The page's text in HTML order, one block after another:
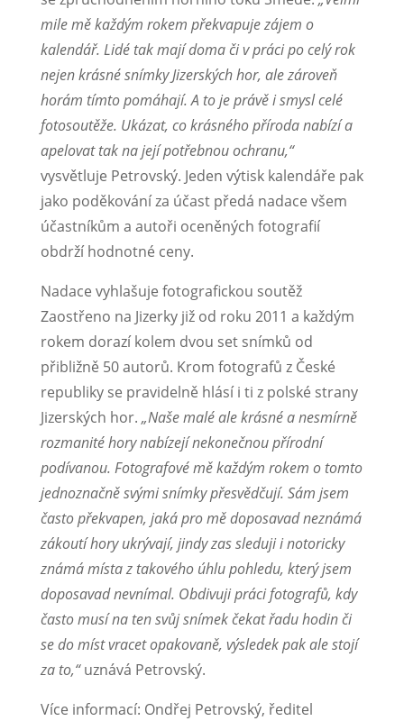
mile mě každým rokem překvapuje zájem o
kalendář. Lidé tak mají doma či v práci po celý rok
nejen krásné snímky Jizerských hor, ale zároveň
horám tímto pomáhají. A to je právě i smysl celé
fotosoutěže. Ukázat, co krásného příroda nabízí a
apelovat tak na její potřebnou ochranu,“
vysvětluje Petrovský. Jeden výtisk kalendáře pak
jako poděkování za účast předá nadace všem
účastníkům a autoři oceněných fotografií
obdrží hodnotné ceny.
Nadace vyhlašuje fotografickou soutěž
Zaostřeno na Jizerky již od roku 2011 a každým
rokem dorazí kolem dvou set snímků od
přibližně 50 autorů. Krom fotografů z České
republiky se pravidelně hlásí i ti z polské strany
Jizerských hor. „Naše malé ale krásné a nesmírně
rozmanité hory nabízejí nekonečnou přírodní
podívanou. Fotografové mě každým rokem o tomto
jednoznačně svými snímky přesvědčují. Sám jsem
často překvapen, jaká pro mě doposavad neznámá
zákoutí hory ukrývají, jindy zas sleduji i notoricky
známá místa z takového úhlu pohledu, který jsem
doposavad nevnímal. Obdivuji práci fotografů, kdy
často musí na ten svůj snímek čekat řadu hodin či
se do míst vracet opakovaně, výsledek pak ale stojí
za to,“uznává Petrovský.
Více informací: Ondřej Petrovský, ředitel